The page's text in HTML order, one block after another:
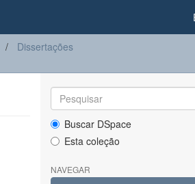
Dissertações
Buscar DSpace
Esta coleção
NAVEGAR